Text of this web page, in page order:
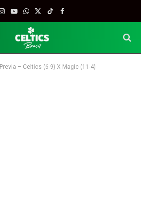
Instagram
YouTube
WhatsApp
X
TikTokFacebook
Previa – Celtics (6-9) X Magic (11-4)